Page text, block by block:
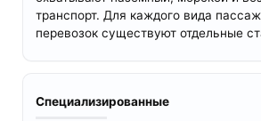
транспорт. Для каждого вида
перевозок существуют отдельные
Специализированные